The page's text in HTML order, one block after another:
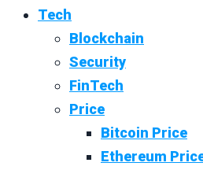
Tech
Blockchain
Security
FinTech
Price
Bitcoin Price
Ethereum